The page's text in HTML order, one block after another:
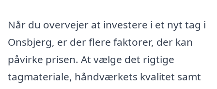
Når du overvejer at investere i et nyt tag i
Onsbjerg, er der flere faktorer, der kan
påvirke prisen. At vælge det rigtige
tagmateriale, håndværkets kvalitet samt